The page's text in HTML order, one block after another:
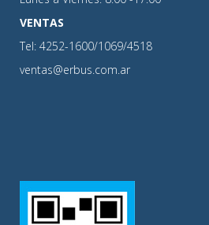
VENTAS
Tel: 4252-1600/1069/4518
ventas@erbus.com.ar